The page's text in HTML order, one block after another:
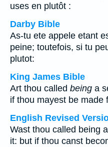
uses en plutôt :
Darby Bible
As-tu ete appele etant
peine; toutefois, si tu
plutot:
King James Bible
Art thou called being a
if thou mayest be made
English Revised
Wast thou called being
it: but if thou canst